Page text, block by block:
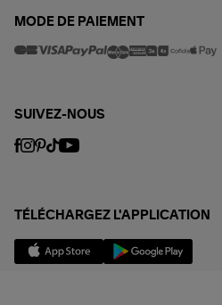
MODE DE PAIEMENT
SUIVEZ-NOUS
TÉLÉCHARGEZ L'APPLICATION